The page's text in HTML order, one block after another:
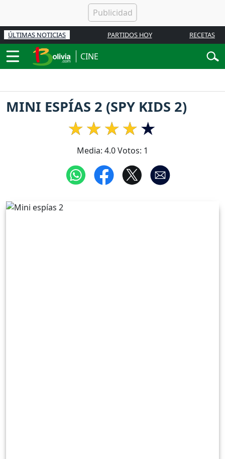
ÚLTIMAS NOTICIAS PARTIDOS HOY RECETAS
CINE
MINI ESPÍAS 2 (SPY KIDS 2)
Media: 4.0Votos: 1